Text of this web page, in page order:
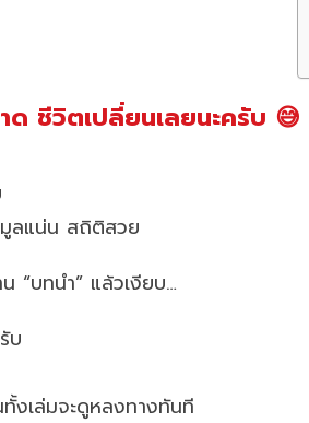
ด ชีวิตเปลี่ยนเลยนะครับ 😅
ลแน่น สถิติสวย
“บทนำ” แล้วเงียบ…
บ
งเล่มจะดูหลงทางทันที